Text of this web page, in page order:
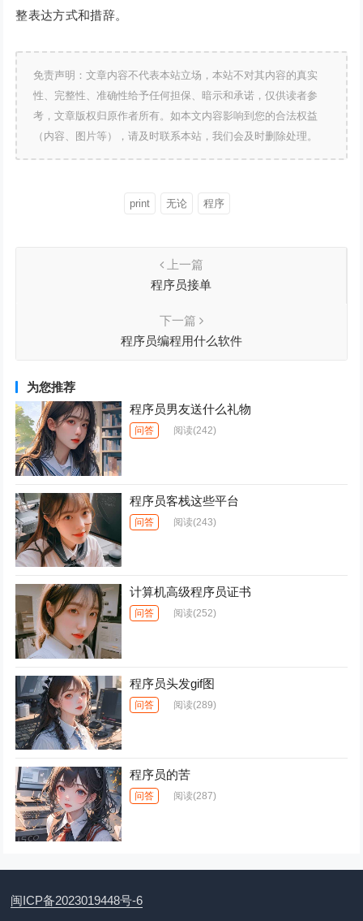
整表达方式和措辞。
免责声明：文章内容不代表本站立场，本站不对其内容的真实
性、完整性、准确性给予任何担保、暗示和承诺，仅供读者参
考，文章版权归原作者所有。如本文内容影响到您的合法权益
（内容、图片等），请及时联系本站，我们会及时删除处理。
print 无论 程序
上一篇
程序员接单
下一篇
程序员编程用什么软件
为您推荐
程序员男友送什么礼物
问答 阅读(242)
程序员客栈这些平台
问答 阅读(243)
计算机高级程序员证书
问答 阅读(252)
程序员头发gif图
问答 阅读(289)
程序员的苦
问答 阅读(287)
闽ICP备2023019448号-6